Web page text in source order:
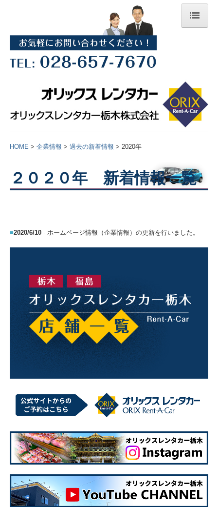
ホーム
企業情報
新着情報バックナンバー
店舗一覧
栃木県のレンタカー店舗一覧
採用情報
先輩社員の声
仕事内容
社内イベント
社員旅行
個人様専用お問合せ
法人様専用お問合せ
HOME > 企業情報 > 過去の新着情報 > 2020年
２０２０年 新着情報一覧
■2020/6/10 - ホームページ情報（企業情報）の更新を行いました。